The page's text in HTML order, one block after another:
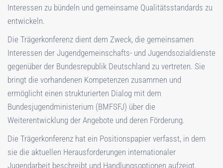
Interessen zu bündeln und gemeinsame Qualitätsstandards zu
entwickeln.
Die Trägerkonferenz dient dem Zweck, die gemeinsamen
Interessen der Jugendgemeinschafts- und Jugendsozialdienste
gegenüber der Bundesrepublik Deutschland zu vertreten. Sie
bringt die vorhandenen Kompetenzen zusammen und
ermöglicht einen strukturierten Dialog mit dem
Bundesjugendministerium (BMFSFJ) über die
Weiterentwicklung der Angebote und deren Förderung.
Die Trägerkonferenz hat ein Positionspapier verfasst, in dem
sie die aktuellen Herausforderungen internationaler
Jugendarbeit beschreibt und Handlungsoptionen aufzeigt.